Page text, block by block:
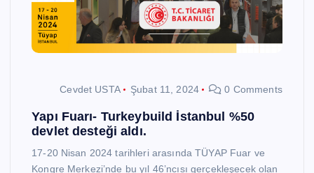
Cevdet USTA Şubat 11, 2024 0 Comments
Yapı Fuarı- Turkeybuild İstanbul %50
devlet desteği aldı.
17-20 Nisan 2024 tarihleri arasında TÜYAP Fuar ve
Kongre Merkezi’nde bu yıl 46’ncısı gerçekleşecek olan